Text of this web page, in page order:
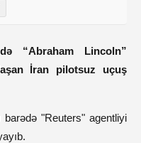
“Abraham Lincoln”
İran pilotsuz uçuş
"Reuters" agentliyi